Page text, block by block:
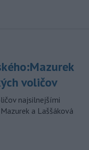
voličov
najsilnejšími
a Laššáková